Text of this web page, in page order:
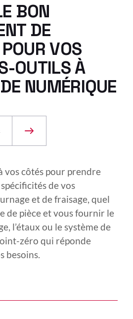
BON
DE
VOS
OUTILS À
NUMÉRIQUE
vos côtés pour prendre
de vos
et de fraisage, quel
de pièce et vous fournir le
l’étaux ou le système de
zéro qui réponde
besoins.